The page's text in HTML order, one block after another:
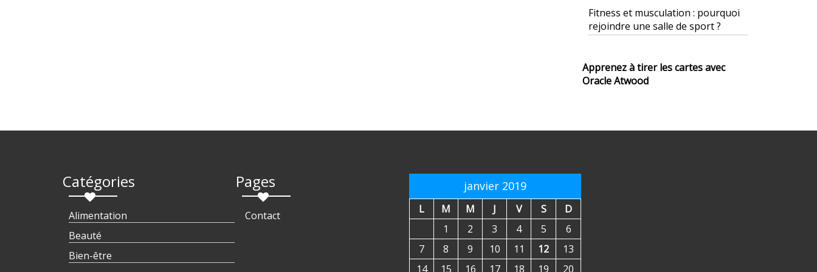
Fitness et musculation : pourquoi
rejoindre une salle de sport ?
Apprenez à tirer les cartes avec
Oracle Atwood
Catégories
Alimentation
Beauté
Bien-être
Pages
Contact
janvier 2019
L M M J V S
D
1
2 3 4 5
6
7
8 9 10 11 12
13
14
15 16 17 18 19 20